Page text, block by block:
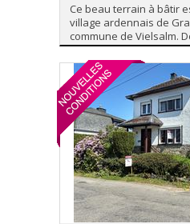
Ce beau terrain à bâtir
village ardennais de
commune de Vielsalm.